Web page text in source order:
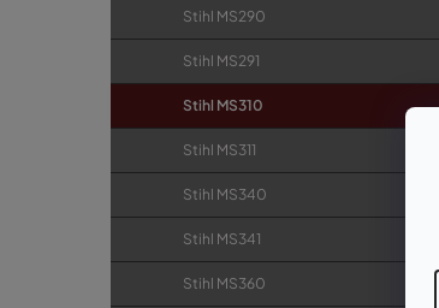
Stihl MS290
Stihl MS291
Stihl MS310
Stihl MS311
Stihl MS340
Stihl MS341
Stihl MS360